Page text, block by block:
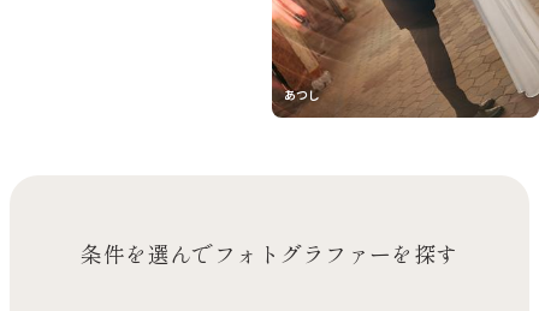
あつし
条件を選んでフォトグラファーを探す